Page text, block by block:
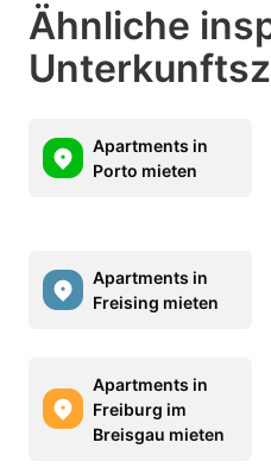
Ähnliche
Apartments in
Porto mieten
Apartments in
Freising mieten
Apartments in
Freiburg im
Breisgau mieten